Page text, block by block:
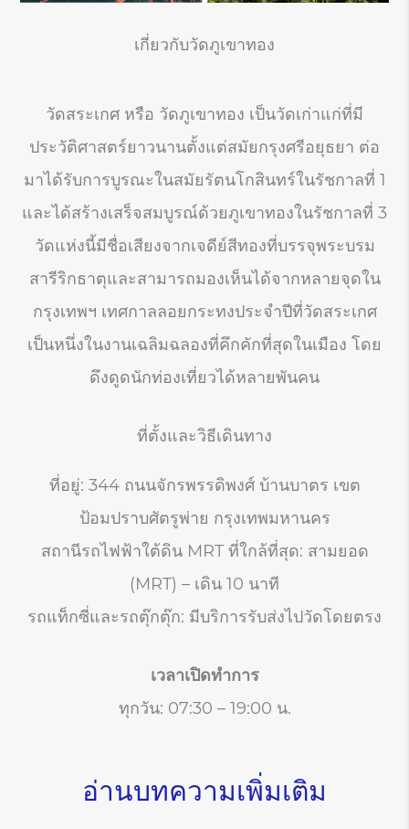
เกี่ยวกับวัดภูเขาทอง
วัดสระเกศ หรือ วัดภูเขาทอง เป็นวัดเก่าแก่ที่มี
ประวัติศาสตร์ยาวนานตั้งแต่สมัยกรุงศรีอยุธยา ต่อ
มาได้รับการบูรณะในสมัยรัตนโกสินทร์ในรัชกาลที่ 1
และได้สร้างเสร็จสมบูรณ์ด้วยภูเขาทองในรัชกาลที่ 3
วัดแห่งนี้มีชื่อเสียงจากเจดีย์สีทองที่บรรจุพระบรม
สารีริกธาตุและสามารถมองเห็นได้จากหลายจุดใน
กรุงเทพฯ เทศกาลลอยกระทงประจำปีที่วัดสระเกศ
เป็นหนึ่งในงานเฉลิมฉลองที่คึกคักที่สุดในเมือง โดย
ดึงดูดนักท่องเที่ยวได้หลายพันคน
ที่ตั้งและวิธีเดินทาง
ที่อยู่: 344 ถนนจักรพรรดิพงศ์ บ้านบาตร เขต
ป้อมปราบศัตรูพ่าย กรุงเทพมหานคร
สถานีรถไฟฟ้าใต้ดิน MRT ที่ใกล้ที่สุด: สามยอด
(MRT) – เดิน 10 นาที
รถแท็กซี่และรถตุ๊กตุ๊ก: มีบริการรับส่งไปวัดโดยตรง
เวลาเปิดทำการ
ทุกวัน: 07:30 – 19:00 น.
อ่านบทความเพิ่มเติม